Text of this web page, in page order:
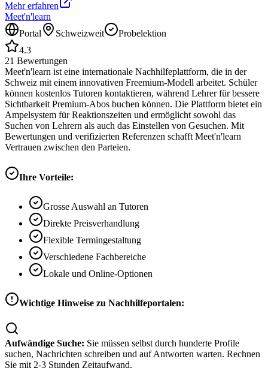
Mehr erfahren
Meet'n'learn
Portal
Schweizweit
Probelektion
4.3
21 Bewertungen
Meet'n'learn ist eine internationale Nachhilfeplattform, die in der
Schweiz mit einem innovativen Freemium-Modell arbeitet. Schüler
können kostenlos Tutoren kontaktieren, während Lehrer für bessere
Sichtbarkeit Premium-Abos buchen können. Die Plattform bietet ein
Ampelsystem für Reaktionszeiten und ermöglicht sowohl das
Suchen von Lehrern als auch das Einstellen von Gesuchen. Mit
Bewertungen und verifizierten Referenzen schafft Meet'n'learn
Vertrauen zwischen den Parteien.
Ihre Vorteile:
Grosse Auswahl an Tutoren
Direkte Preisverhandlung
Flexible Termingestaltung
Verschiedene Fachbereiche
Lokale und Online-Optionen
Wichtige Hinweise zu Nachhilfeportalen:
Aufwändige Suche: Sie müssen selbst durch hunderte Profile
suchen, Nachrichten schreiben und auf Antworten warten. Rechnen
Sie mit 2-3 Stunden Zeitaufwand.